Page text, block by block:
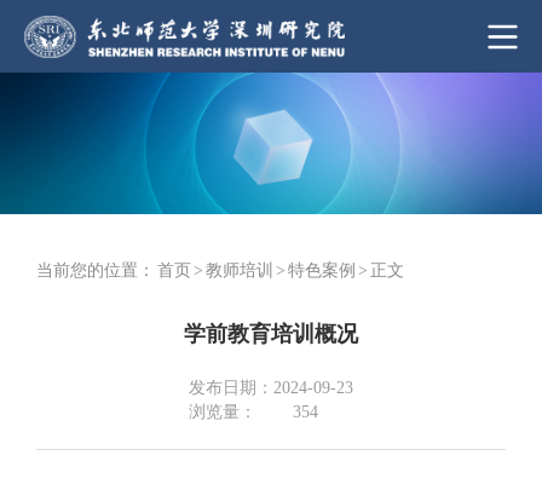
当前您的位置： 首页> 教师培训 > 特色案例 > 正文
学前教育培训概况
发布日期：2024-09-23
浏览量：
354